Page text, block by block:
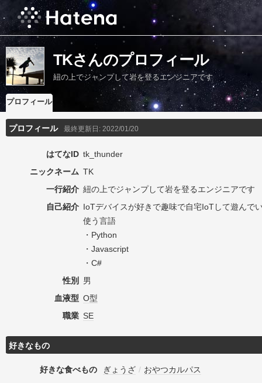
TKさんのプロフィール
紐の上でジャンプして岩を登るエンジニアです
プロフィール
プロフィール 最終更新日: 2022/01/20
はてなID tk_thunder
ニックネーム TK
一行紹介 紐の上でジャンプして岩を登るエンジニアです
自己紹介 IoTデバイスが好きで趣味で自宅IoTして遊んで
使う言語
・Python
・Javascript
・C#
性別
男
血液型 O型
職業 SE
好きなもの
好きな食べもの ぎょうざ / おやつカルパス